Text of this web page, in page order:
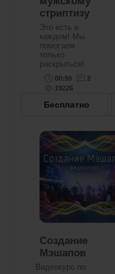
стриптизу
Это есть в
каждом! Мы
помогаем
только
раскрыться!
00:59
2
19226
Бесплатно
Создание
Мэшапов
Видеокурс по